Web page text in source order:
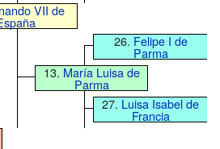
VII de
26. Felipe I de
Parma
13. María Luisa de
Parma
27. Luisa Isabel de
Francia